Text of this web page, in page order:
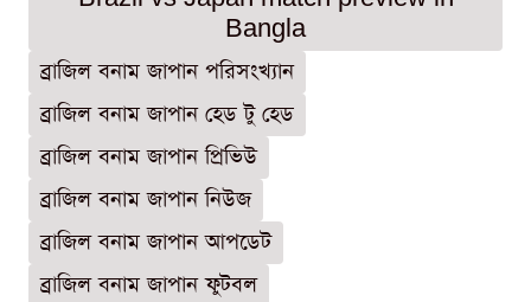
Bangla
ব্রাজিল বনাম জাপান পরিসংখ্যান
ব্রাজিল বনাম জাপান হেড টু হেড
ব্রাজিল বনাম জাপান প্রিভিউ
ব্রাজিল বনাম জাপান নিউজ
ব্রাজিল বনাম জাপান আপডেট
ব্রাজিল বনাম জাপান ফুটবল